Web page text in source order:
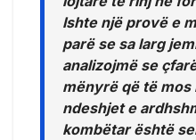
Ishte një provë e
parë se sa larg
analizojmë se
mënyrë që të
ndeshjet e
kombëtar është